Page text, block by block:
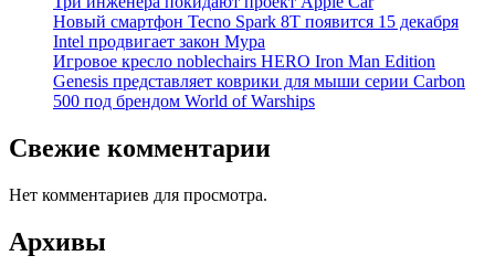
Новый смартфон Tecno Spark 8T появится 15 декабря
Intel продвигает закон Мура
Игровое кресло noblechairs HERO Iron Man Edition
Genesis представляет коврики для мыши серии Carbon
500 под брендом World of Warships
Свежие комментарии
Нет комментариев для просмотра.
Архивы